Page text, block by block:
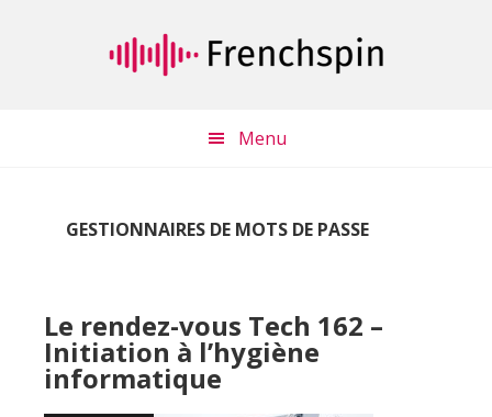
Menu
GESTIONNAIRES DE MOTS DE PASSE
Le rendez-vous Tech 162 –
Initiation à l’hygiène
informatique